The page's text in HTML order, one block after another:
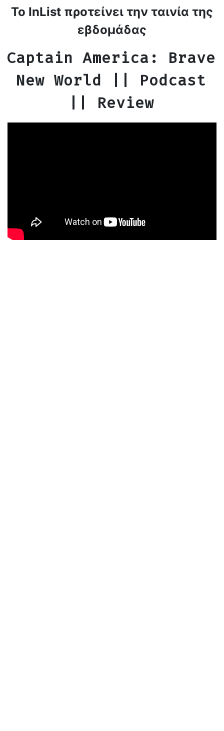
Το InList προτείνει την ταινία της
εβδομάδας
Captain America: Brave
New World || Podcast
|| Review